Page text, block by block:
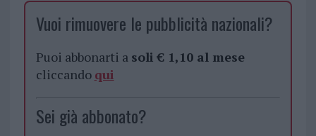
Vuoi rimuovere le pubblicità nazionali?
Puoi abbonarti a soli € 1,10 al mese
cliccando qui
Sei già abbonato?